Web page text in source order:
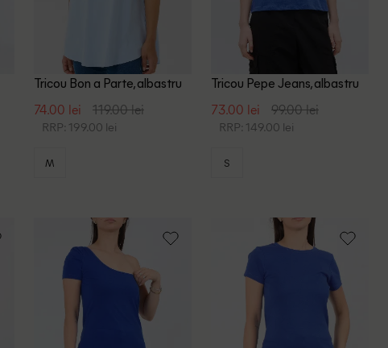
Tricou Bon a Parte, albastru
74.00 lei 119.00 lei
RRP: 199.00 lei
M
Tricou Pepe Jeans, albastru
73.00 lei 99.00 lei
RRP: 149.00 lei
S